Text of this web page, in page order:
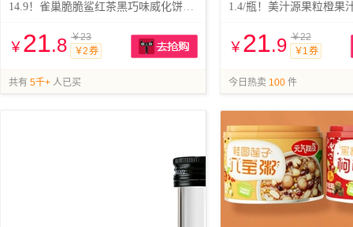
14.9！雀巢脆脆鲨红茶黑巧味威化饼干24条
￥ 21.8 ￥23
￥2 券
共有 5千+ 人已买
1.4/瓶！美汁源果粒橙果
￥ 21.9 ￥22
￥1 券
今日热卖 100 件